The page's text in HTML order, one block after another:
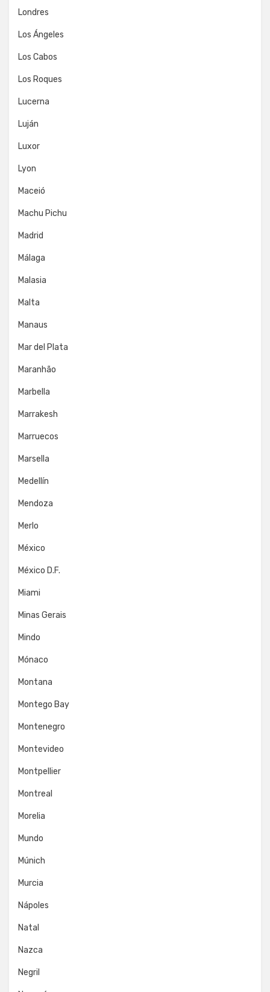
Londres
Los Ángeles
Los Cabos
Los Roques
Lucerna
Luján
Luxor
Lyon
Maceió
Machu Pichu
Madrid
Málaga
Malasia
Malta
Manaus
Mar del Plata
Maranhão
Marbella
Marrakesh
Marruecos
Marsella
Medellín
Mendoza
Merlo
México
México D.F.
Miami
Minas Gerais
Mindo
Mónaco
Montana
Montego Bay
Montenegro
Montevideo
Montpellier
Montreal
Morelia
Mundo
Múnich
Murcia
Nápoles
Natal
Nazca
Negril